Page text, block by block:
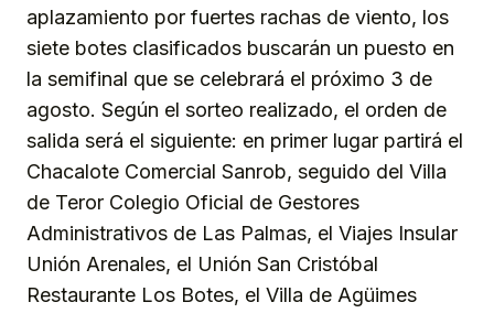
aplazamiento por fuertes rachas de viento, los
siete botes clasificados buscarán un puesto en
la semifinal que se celebrará el próximo 3 de
agosto. Según el sorteo realizado, el orden de
salida será el siguiente: en primer lugar partirá el
Chacalote Comercial Sanrob, seguido del Villa
de Teror Colegio Oficial de Gestores
Administrativos de Las Palmas, el Viajes Insular
Unión Arenales, el Unión San Cristóbal
Restaurante Los Botes, el Villa de Agüimes